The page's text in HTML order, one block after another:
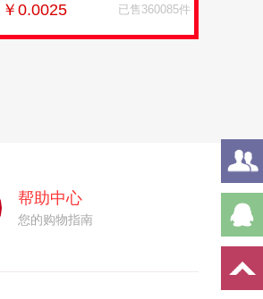
买400个/只包密码正确（不包能
登上邮箱）
￥ 0.0025 已售360085件
帮助中心
您的购物指南